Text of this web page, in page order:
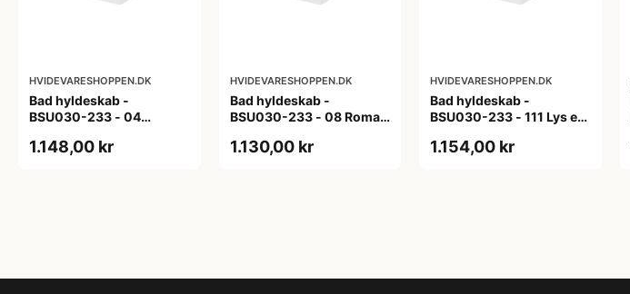
HVIDEVARESHOPPEN.DK
Bad hyldeskab -
BSU030-233 - 04
1.148,00 kr
HVIDEVARESHOPPEN.DK
Bad hyldeskab -
BSU030-233 - 08 Roma -
1.130,00 kr
HVIDEVARESHOPPEN.DK
Bad hyldeskab -
BSU030-233 - 111 Lys eg
1.154,00 kr